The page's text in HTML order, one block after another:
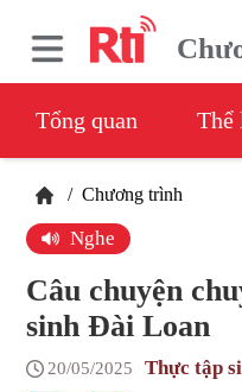
Tổng quan Thể
/ Chương trình
Nghe
Câu chuyện
sinh Đài Loan
20/05/2025 Thực tập